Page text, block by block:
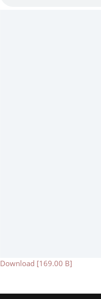
Download [169.00 B]